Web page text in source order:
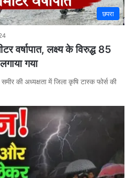
छपरा
वर्षापात, लक्ष्य के विरुद्ध 85
गया
की अध्यक्षता में जिला कृषि टास्क फोर्स की